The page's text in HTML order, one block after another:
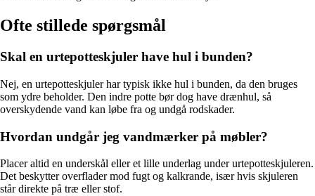
Ofte stillede spørgsmål
Skal en urtepotteskjuler have hul i bunden?
Nej, en urtepotteskjuler har typisk ikke hul i bunden, da den bruges
som ydre beholder. Den indre potte bør dog have drænhul, så
overskydende vand kan løbe fra og undgå rodskader.
Hvordan undgår jeg vandmærker på møbler?
Placer altid en underskål eller et lille underlag under urtepotteskjuleren.
Det beskytter overflader mod fugt og kalkrande, især hvis skjuleren
står direkte på træ eller stof.